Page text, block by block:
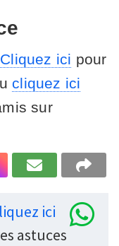
Cliquez ici pour
cliquez ici
sur
ici
astuces